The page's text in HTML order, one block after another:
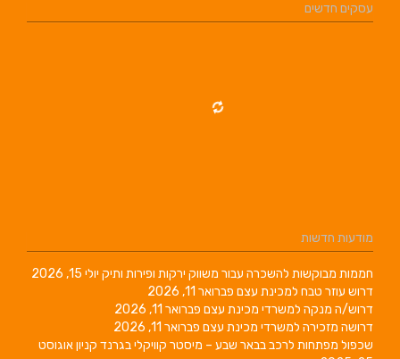
עסקים חדשים
מודעות חדשות
חממות מבוקשות להשכרה עבור משווק ירקות ופירות ותיק יולי 15, 2026
דרוש עוזר טבח למכינת עצם פברואר 11, 2026
דרוש/ה מנקה למשרדי מכינת עצם פברואר 11, 2026
דרושה מזכירה למשרדי מכינת עצם פברואר 11, 2026
שכפול מפתחות לרכב בבאר שבע – מיסטר קוויקלי בגרנד קניוןאוגוסט